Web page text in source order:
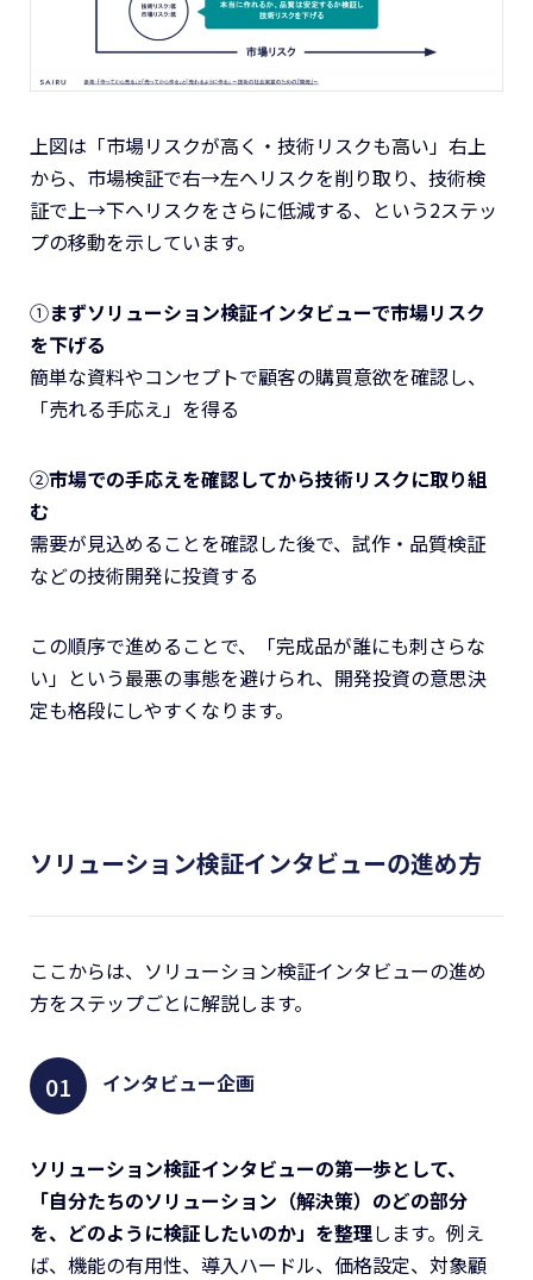
上図は「市場リスクが高く・技術リスクも高い」右上
から、市場検証で右→左へリスクを削り取り、技術検
証で上→下へリスクをさらに低減する、という2ステッ
プの移動を示しています。
①まずソリューション検証インタビューで市場リスク
を下げる
簡単な資料やコンセプトで顧客の購買意欲を確認し、
「売れる手応え」を得る
②市場での手応えを確認してから技術リスクに取り組
む
需要が見込めることを確認した後で、試作・品質検証
などの技術開発に投資する
この順序で進めることで、「完成品が誰にも刺さらな
い」という最悪の事態を避けられ、開発投資の意思決
定も格段にしやすくなります。
ソリューション検証インタビューの進め方
ここからは、ソリューション検証インタビューの進め
方をステップごとに解説します。
インタビュー企画
ソリューション検証インタビューの第一歩として、
「自分たちのソリューション（解決策）のどの部分
を、どのように検証したいのか」を整理します。例え
ば、機能の有用性、導入ハードル、価格設定、対象顧